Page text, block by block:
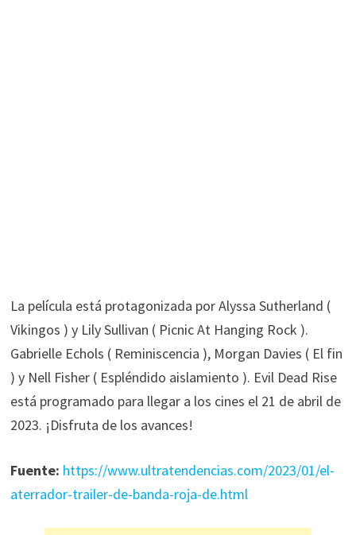
La película está protagonizada por Alyssa Sutherland (
Vikingos ) y Lily Sullivan ( Picnic At Hanging Rock ).
Gabrielle Echols ( Reminiscencia ), Morgan Davies ( El fin
) y Nell Fisher ( Espléndido aislamiento ). Evil Dead Rise
está programado para llegar a los cines el 21 de abril de
2023. ¡Disfruta de los avances!
Fuente: https://www.ultratendencias.com/2023/01/el-
aterrador-trailer-de-banda-roja-de.html